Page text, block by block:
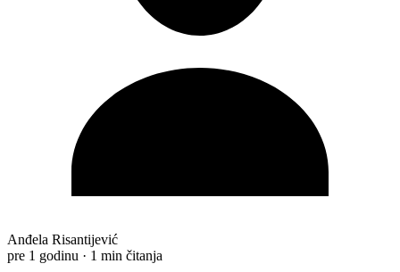
Anđela Risantijević
pre 1 godinu · 1 min čitanja